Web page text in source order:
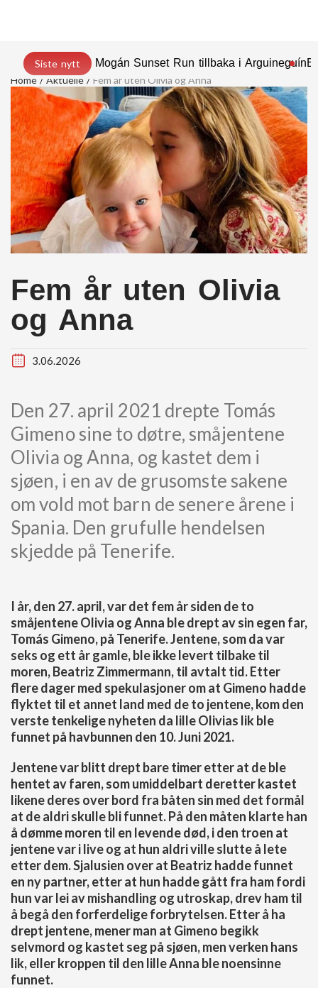
Siste nytt Mogán Sunset Run tillbaka i Arguineguín
Home
Aktuelle Fem år uten Olivia og Anna
Fem år uten Olivia
og Anna
3.06.2026
Den 27. april 2021 drepte Tomás
Gimeno sine to døtre, småjentene
Olivia og Anna, og kastet dem i
sjøen, i en av de grusomste sakene
om vold mot barn de senere årene i
Spania. Den grufulle hendelsen
skjedde på Tenerife.
I år, den 27. april, var det fem år siden de to
småjentene Olivia og Anna ble drept av sin egen far,
Tomás Gimeno, på Tenerife. Jentene, som da var
seks og ett år gamle, ble ikke levert tilbake til
moren, Beatriz Zimmermann, til avtalt tid. Etter
flere dager med spekulasjoner om at Gimeno hadde
flyktet til et annet land med de to jentene, kom den
verste tenkelige nyheten da lille Olivias lik ble
funnet på havbunnen den 10. Juni 2021.
Jentene var blitt drept bare timer etter at de ble
hentet av faren, som umiddelbart deretter kastet
likene deres over bord fra båten sin med det formål
at de aldri skulle bli funnet. På den måten klarte han
å dømme moren til en levende død, i den troen at
jentene var i live og at hun aldri ville slutte å lete
etter dem. Sjalusien over at Beatriz hadde funnet
en ny partner, etter at hun hadde gått fra ham fordi
hun var lei av mishandling og utroskap, drev ham til
å begå den forferdelige forbrytelsen. Etter å ha
drept jentene, mener man at Gimeno begikk
selvmord og kastet seg på sjøen, men verken hans
lik, eller kroppen til den lille Anna ble noensinne
funnet.